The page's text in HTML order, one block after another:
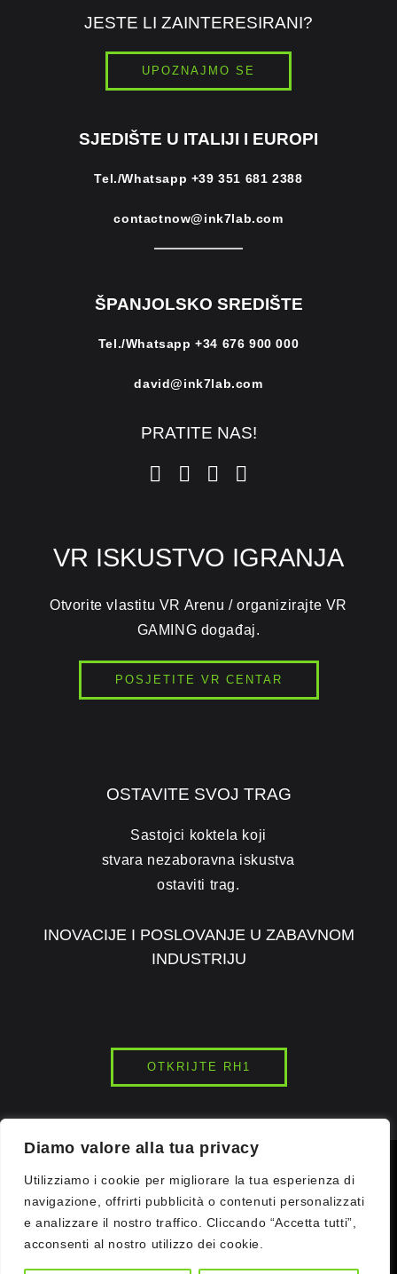
Diamo valore alla tua privacy
Utilizziamo i cookie per migliorare la tua esperienza di
navigazione, offrirti pubblicità o contenuti personalizzati
e analizzare il nostro traffico. Cliccando “Accetta tutti”,
acconsenti al nostro utilizzo dei cookie.
JESTE LI ZAINTERESIRANI?
UPOZNAJMO SE
SJEDIŠTE U ITALIJI I EUROPI
Tel./Whatsapp +39 351 681 2388
contactnow@ink7lab.com
ŠPANJOLSKO SREDIŠTE
Tel./Whatsapp+34 676 900 000
david@ink7lab.com
PRATITE NAS!
VR ISKUSTVO IGRANJA
Otvorite vlastitu VR Arenu / organizirajte VR
GAMING događaj.
POSJETITE VR CENTAR
OSTAVITE SVOJ TRAG
Sastojci koktela koji
stvara nezaboravna iskustva
ostaviti trag.
INOVACIJE I POSLOVANJE U ZABAVNOM
INDUSTRIJU
OTKRIJTE RH1
KOMUNIKACIJSKI WOW. SVJETLOSNE PREDSTAVE DRONOVA |
KOMUNIKACIJA | ZABAVNI CENTAR